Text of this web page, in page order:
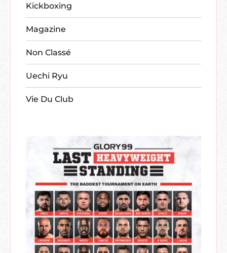
Kickboxing
Magazine
Non Classé
Uechi Ryu
Vie Du Club